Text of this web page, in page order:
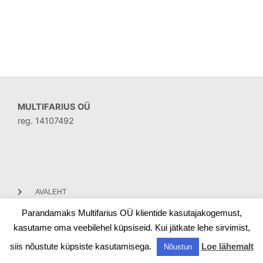
MULTIFARIUS OÜ
reg. 14107492
AVALEHT
KONTAKT
Parandamaks Multifarius OÜ klientide kasutajakogemust,
kasutame oma veebilehel küpsiseid. Kui jätkate lehe sirvimist,
siis nõustute küpsiste kasutamisega.
Nõustun Loe lähemalt